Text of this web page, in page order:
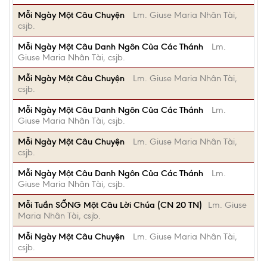
Mỗi Ngày Một Câu Chuyện
Lm. Giuse Maria Nhân Tài,
csjb.
Mỗi Ngày Một Câu Danh Ngôn Của Các Thánh
Lm.
Giuse Maria Nhân Tài, csjb.
Mỗi Ngày Một Câu Chuyện
Lm. Giuse Maria Nhân Tài,
csjb.
Mỗi Ngày Một Câu Danh Ngôn Của Các Thánh
Lm.
Giuse Maria Nhân Tài, csjb.
Mỗi Ngày Một Câu Chuyện
Lm. Giuse Maria Nhân Tài,
csjb.
Mỗi Ngày Một Câu Danh Ngôn Của Các Thánh
Lm.
Giuse Maria Nhân Tài, csjb.
Mỗi Tuần SỐNG Một Câu Lời Chúa (CN 20 TN)
Lm. Giuse
Maria Nhân Tài, csjb.
Mỗi Ngày Một Câu Chuyện
Lm. Giuse Maria Nhân Tài,
csjb.